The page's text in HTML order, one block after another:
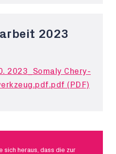
2023
2023_Somaly Chery-
(PDF)
sich heraus, dass die zur